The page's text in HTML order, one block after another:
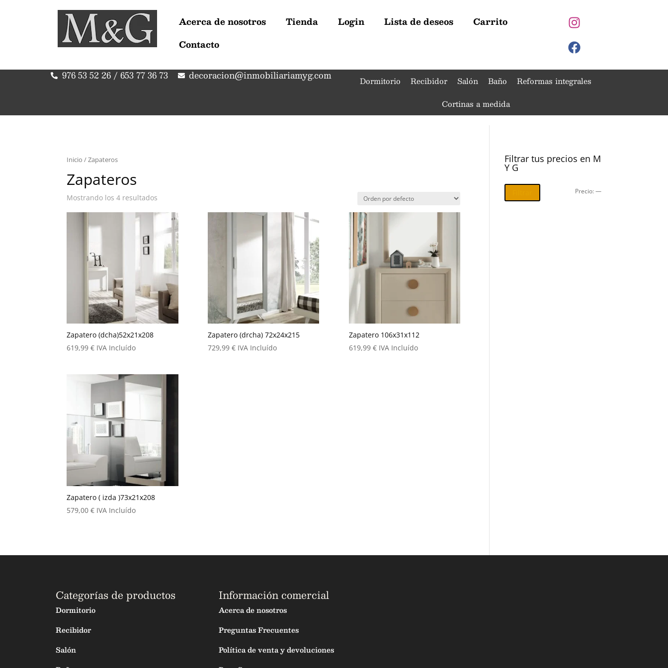
Acerca de nosotros Tienda Login Lista de deseos
Carrito
Contacto
976 53 52 26 / 653 77 36 73 decoracion@inmobiliariamyg.com Dormitorio Recibidor Salón Baño
Reformas integrales
Cortinas a medida
Inicio / Zapateros
Zapateros
Mostrando los 4 resultados
Zapatero (dcha)52x21x208
619,99€ IVA Incluído
Zapatero (drcha) 72x24x215
729,99 € IVA Incluído
Zapatero 106x31x112
619,99 € IVA Incluído
Zapatero ( izda )73x21x208
579,00€ IVA Incluído
Filtrar tus precios en M
Y G
Precio:—
Categorías de productos
Dormitorio
Recibidor
Salón
Información comercial
Acerca de nosotros
Preguntas Frecuentes
Política de venta y devoluciones